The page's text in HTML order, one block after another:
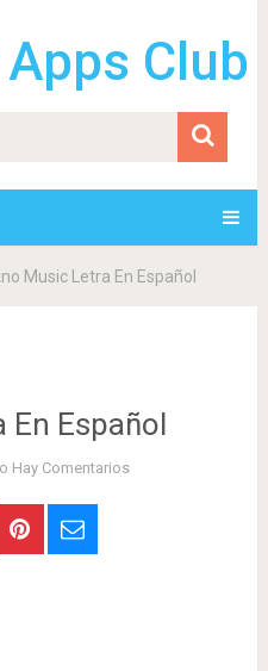
Club
Music Letra En Español
En Español
Hay Comentarios